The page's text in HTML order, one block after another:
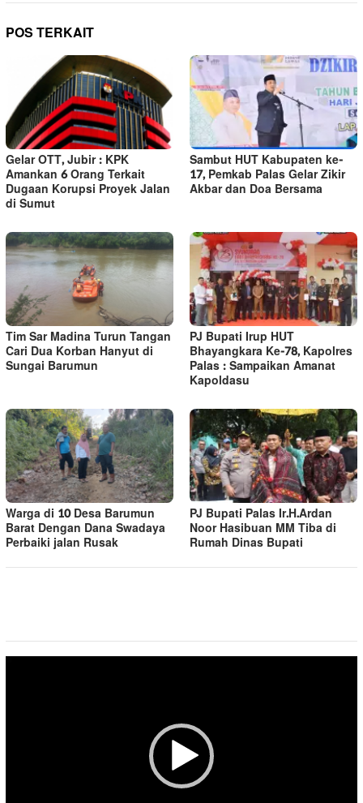
POS TERKAIT
Gelar OTT, Jubir : KPK
Amankan 6 Orang Terkait
Dugaan Korupsi Proyek Jalan
di Sumut
Sambut HUT Kabupaten ke-
17, Pemkab Palas Gelar Zikir
Akbar dan Doa Bersama
Tim Sar Madina Turun Tangan
Cari Dua Korban Hanyut di
Sungai Barumun
PJ Bupati Irup HUT
Bhayangkara Ke-78, Kapolres
Palas : Sampaikan Amanat
Kapoldasu
Warga di 10 Desa Barumun
Barat Dengan Dana Swadaya
Perbaiki jalan Rusak
PJ Bupati Palas Ir.H.Ardan
Noor Hasibuan MM Tiba di
Rumah Dinas Bupati